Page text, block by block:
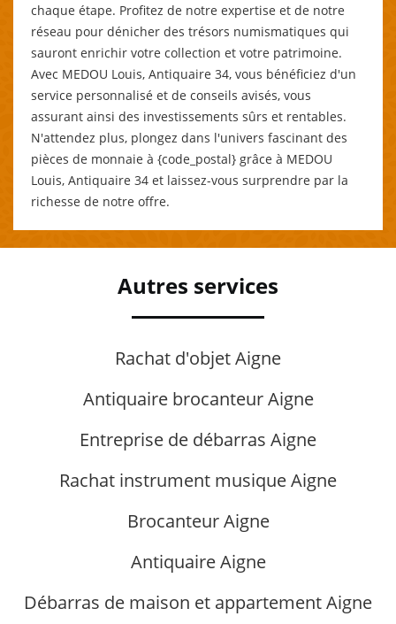
chaque étape. Profitez de notre expertise et de notre
réseau pour dénicher des trésors numismatiques qui
sauront enrichir votre collection et votre patrimoine.
Avec MEDOU Louis, Antiquaire 34, vous bénéficiez d'un
service personnalisé et de conseils avisés, vous
assurant ainsi des investissements sûrs et rentables.
N'attendez plus, plongez dans l'univers fascinant des
pièces de monnaie à {code_postal} grâce à MEDOU
Louis, Antiquaire 34 et laissez-vous surprendre par la
richesse de notre offre.
Autres services
Rachat d'objet Aigne
Antiquaire brocanteur Aigne
Entreprise de débarras Aigne
Rachat instrument musique Aigne
Brocanteur Aigne
Antiquaire Aigne
Débarras de maison et appartement Aigne